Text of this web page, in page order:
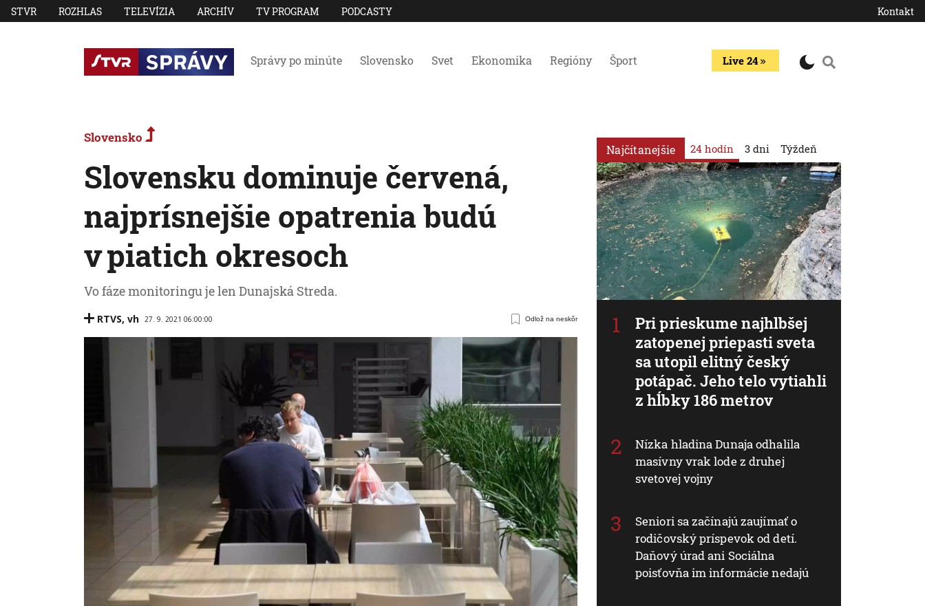
STVR ROZHLAS TELEVÍZIA ARCHÍV TV PROGRAM PODCASTY Kontakt
Správy po minúte Slovensko Svet Ekonomika Regióny Šport Live 24
Slovensko
Slovensku dominuje červená,
najprísnejšie opatrenia budú
v piatich okresoch
Vo fáze monitoringu je len Dunajská Streda.
RTVS, vh 27. 9. 2021 06:00:00 Odlož na neskôr
Najčítanejšie 24 hodín
Pri prieskume najhlbšej
zatopenej priepasti sveta
sa utopil elitný český
potápač. Jeho telo vytiahli
z hĺbky 186 metrov
Nízka hladina Dunaja odhalila
masívny vrak lode z druhej
svetovej vojny
Seniori sa začínajú zaujímať o
rodičovský príspevok od detí.
Daňový úrad ani Sociálna
poisťovňa im informácie nedajú
3 dni Týždeň